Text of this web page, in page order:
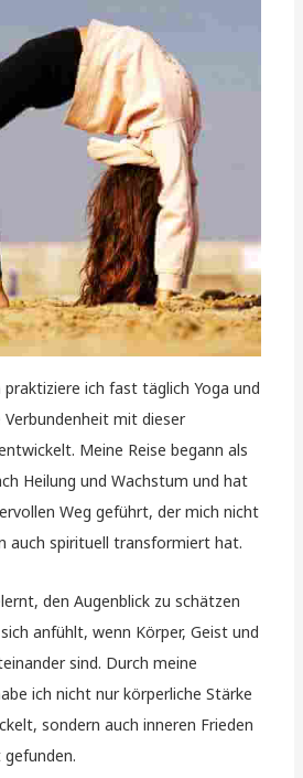
praktiziere ich fast täglich Yoga und
mit dieser
Meine Reise begann als
Heilung und Wachstum und hat
Weg geführt, der mich nicht
auch spirituell transformiert hat.
den Augenblick zu schätzen
anfühlt, wenn Körper, Geist und
sind. Durch meine
ich nicht nur körperliche Stärke
sondern auch inneren Frieden